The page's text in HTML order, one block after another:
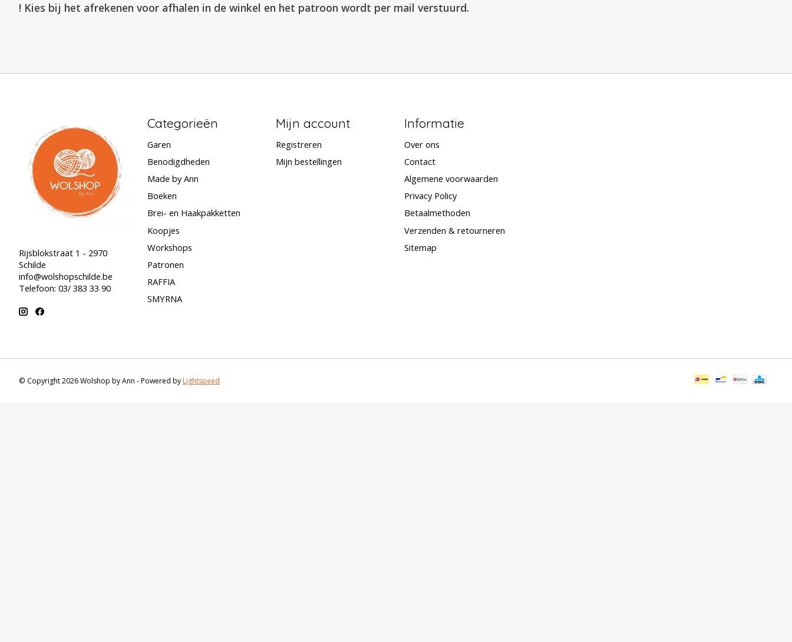
! Kies bij het afrekenen voor afhalen in de winkel en het patroon wordt per mail verstuurd.
Rijsblokstraat 1 - 2970
Schilde
info@wolshopschilde.be
Telefoon: 03/ 383 33 90
Categorieën
Garen
Benodigdheden
Made by Ann
Boeken
Brei- en Haakpakketten
Koopjes
Workshops
Patronen
RAFFIA
SMYRNA
Mijn account
Registreren
Mijn bestellingen
Informatie
Over ons
Contact
Algemene voorwaarden
Privacy Policy
Betaalmethoden
Verzenden & retourneren
Sitemap
© Copyright 2026 Wolshop by Ann - Powered byLightspeed